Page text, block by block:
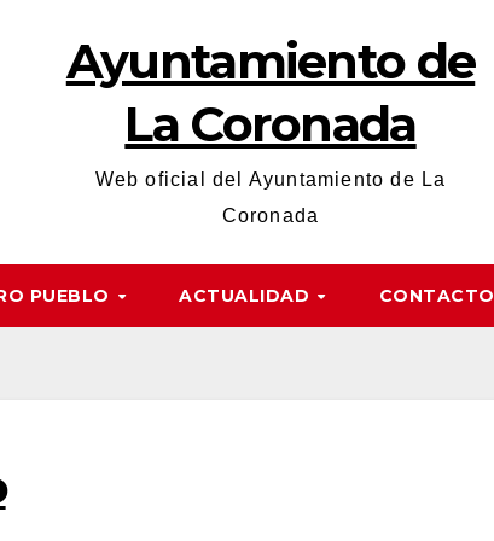
Ayuntamiento de
La Coronada
Web oficial del Ayuntamiento de La
Coronada
PUEBLO ACTUALIDAD CONTACTO